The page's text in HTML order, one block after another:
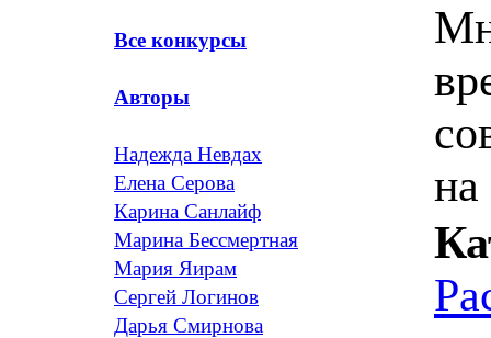
Все конкурсы
Авторы
Надежда Невдах
Елена Серова
Карина Санлайф
Марина Бессмертная
Мария Яирам
Сергей Логинов
Дарья Смирнова
на